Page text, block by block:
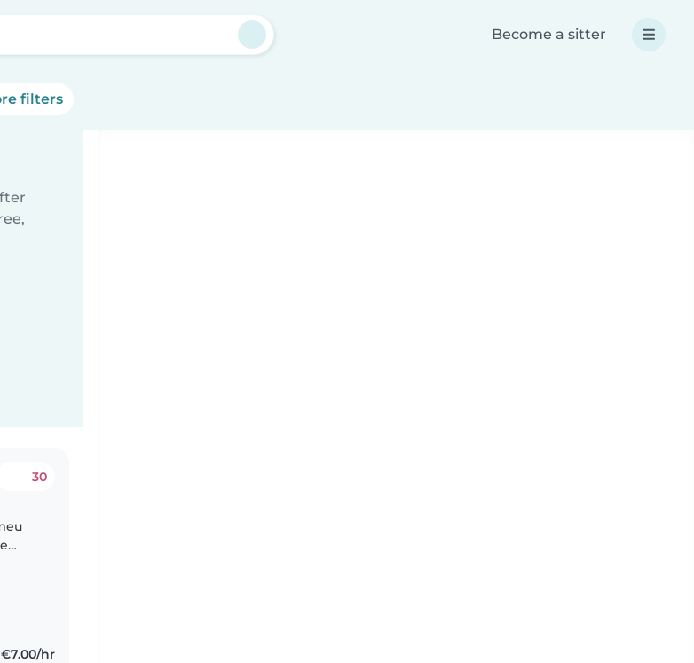
Become a sitter
filters
30
€7.00/hr